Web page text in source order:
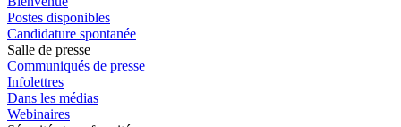
Postes disponibles
Candidature spontanée
Salle de presse
Communiqués de presse
Infolettres
Dans les médias
Webinaires